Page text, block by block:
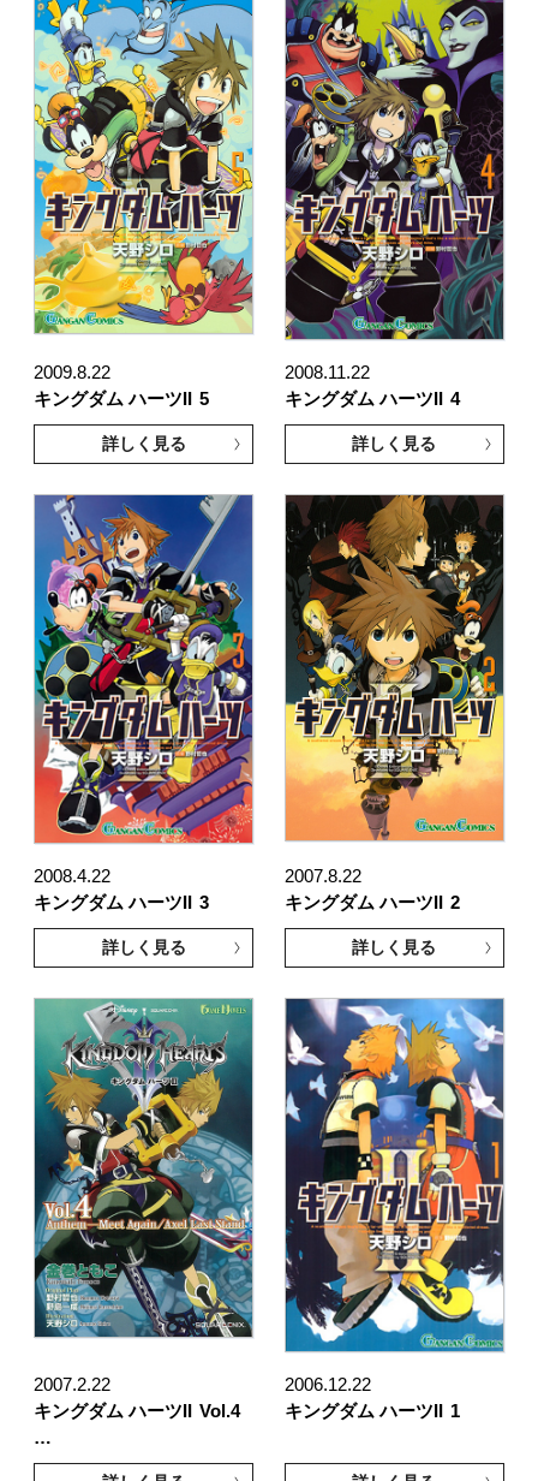
2009.8.22
キングダム ハーツII
5
詳しく見る
2008.11.22
キングダム ハーツII
4
詳しく見る
2008.4.22
キングダム ハーツII
3
詳しく見る
2007.8.22
キングダム ハーツII
2
詳しく見る
2007.2.22
キングダム ハーツII
Vol.4
…
2006.12.22
キングダム ハーツII
1